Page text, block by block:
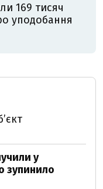
169 тисяч
уподобання
у
зупинило